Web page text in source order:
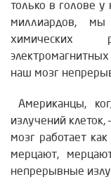
только в голове
миллиардов,
химических
наш мозг
Американцы,
излучений
мозг работает
мерцают,
непрерывные